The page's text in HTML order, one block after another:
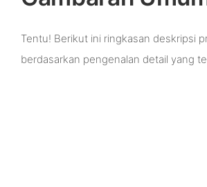
Tentu! Berikut ini ringkasan deskripsi
berdasarkan pengenalan detail yang